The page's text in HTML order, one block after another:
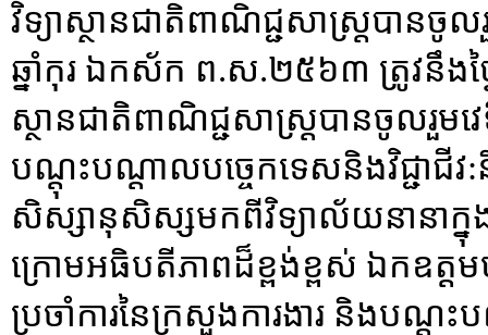
វិទ្យាស្ថានជាតិពាណិជ្ជសាស្រ្តបានចូល
ឆ្នាំកុរ​ ឯកស័ក​ ព.ស​.២៥៦៣ ត្រូវនឹងថ្
ស្ថានជាតិពាណិជ្ជសាស្រ្តបានចូលរួមវេ
បណ្តុះបណ្តាលបច្ចេកទេសនិងវិជ្ជា
សិស្សានុសិស្សមកពីវិទ្យាល័យនានាក្នុង
ក្រោមអធិបតីភាពដ៏ខ្ពង់ខ្ពស់ ឯកឧត្ត
ប្រចាំការនៃក្រសួងការងារ និងបណ្តុះ